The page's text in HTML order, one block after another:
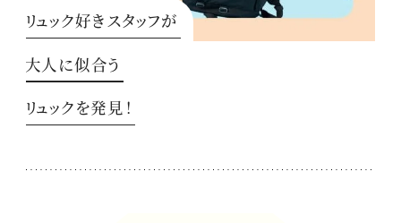
リュック好きスタッフが
大人に似合う
リュックを発見！